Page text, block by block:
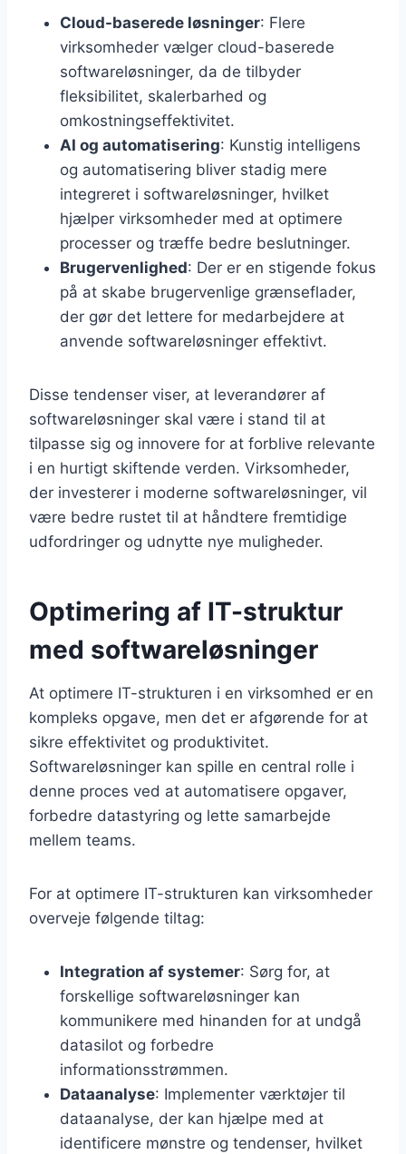
Cloud-baserede løsninger: Flere
virksomheder vælger cloud-baserede
softwareløsninger, da de tilbyder
fleksibilitet, skalerbarhed og
omkostningseffektivitet.
AI og automatisering: Kunstig intelligens
og automatisering bliver stadig mere
integreret i softwareløsninger, hvilket
hjælper virksomheder med at optimere
processer og træffe bedre beslutninger.
Brugervenlighed: Der er en stigende fokus
på at skabe brugervenlige grænseflader,
der gør det lettere for medarbejdere at
anvende softwareløsninger effektivt.
Disse tendenser viser, at leverandører af
softwareløsninger skal være i stand til at
tilpasse sig og innovere for at forblive relevante
i en hurtigt skiftende verden. Virksomheder,
der investerer i moderne softwareløsninger, vil
være bedre rustet til at håndtere fremtidige
udfordringer og udnytte nye muligheder.
Optimering af IT-struktur
med softwareløsninger
At optimere IT-strukturen i en virksomhed er en
kompleks opgave, men det er afgørende for at
sikre effektivitet og produktivitet.
Softwareløsninger kan spille en central rolle i
denne proces ved at automatisere opgaver,
forbedre datastyring og lette samarbejde
mellem teams.
For at optimere IT-strukturen kan virksomheder
overveje følgende tiltag:
Integration af systemer: Sørg for, at
forskellige softwareløsninger kan
kommunikere med hinanden for at undgå
datasilot og forbedre
informationsstrømmen.
Dataanalyse: Implementer værktøjer til
dataanalyse, der kan hjælpe med at
identificere mønstre og tendenser, hvilket